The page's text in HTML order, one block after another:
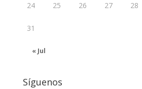
« Jul
24 25 26 27 28
31
Síguenos